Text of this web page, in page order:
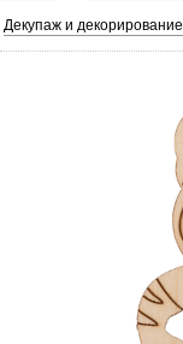
Декупаж и декорирование